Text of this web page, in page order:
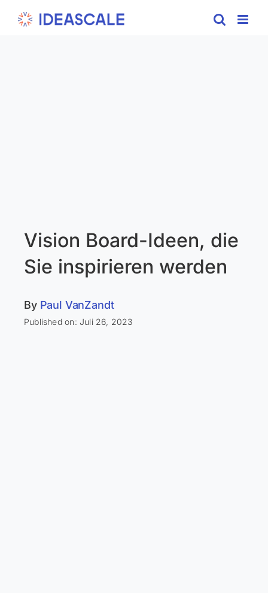
Vision Board-Ideen, die
Sie inspirieren werden
By Paul VanZandt
Published on: Juli 26, 2023